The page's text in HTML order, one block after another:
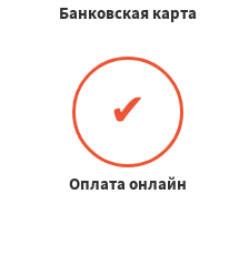
Банковская карта
✔
Оплата онлайн